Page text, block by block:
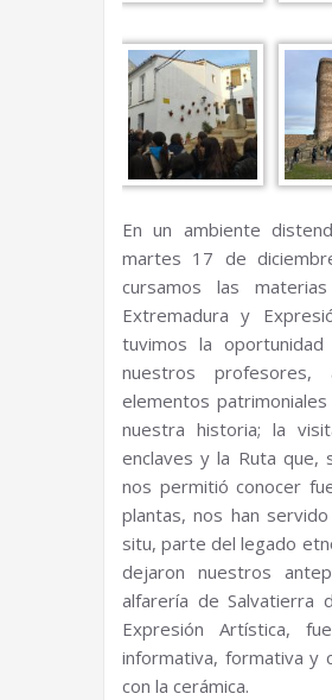
En un ambiente
martes 17 de
cursamos las
Extremadura y
tuvimos la
nuestros
elementos
nuestra historia; la
enclaves y la Ruta que,
nos permitió conocer
plantas, nos han
situ, parte del legado
dejaron nuestros
alfarería de Salvatierra
Expresión Artística,
informativa, formativa y
con la cerámica.